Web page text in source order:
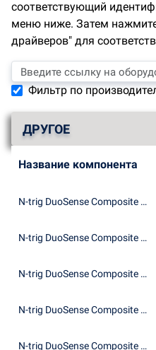
соответствующий
меню ниже. Затем
драйверов" для
Фильтр по
ДРУГОЕ
Название компонента
N-trig DuoSense Composite Root interface
N-trig DuoSense Composite Root interface
N-trig DuoSense Composite Root interface
N-trig DuoSense Composite Root interface
N-trig DuoSense Composite Root interface